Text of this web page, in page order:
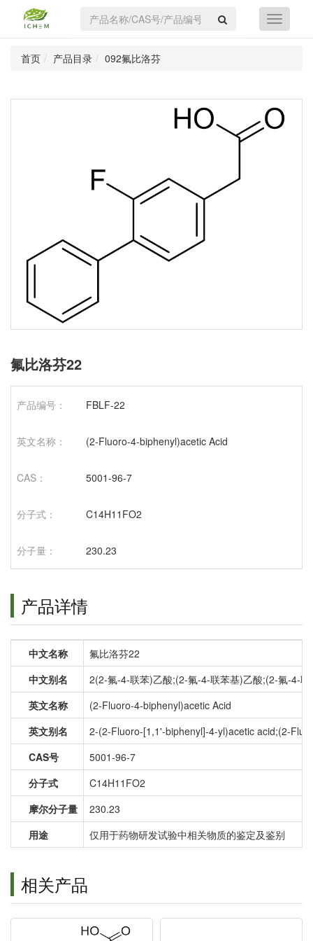
首页 产品目录 092氟比洛芬
氟比洛芬22
产品编号： FBLF-22
英文名称： (2-Fluoro-4-biphenyl)acetic Acid
CAS： 5001-96-7
分子式： C14H11FO2
分子量： 230.23
产品详情
中文名称
氟比洛芬22
中文别名
2(2-氟-4-联苯)乙酸;(2-氟-4-联苯基)乙酸;(2-氟-4-
英文名称
(2-Fluoro-4-biphenyl)acetic Acid
英文别名
2-(2-Fluoro-[1,1'-biphenyl]-4-yl)acetic acid;(2-
CAS号
5001-96-7
分子式
C14H11FO2
摩尔分子量
230.23
用途
仅用于药物研发试验中相关物质的鉴定及鉴别
相关产品